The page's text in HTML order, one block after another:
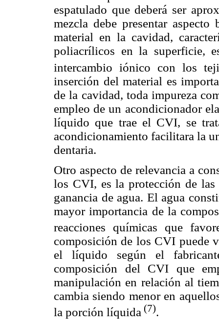
espatulado que deberá ser
mezcla debe presentar
material en la cavidad,
poliacrílicos en la superficie,
intercambio iónico con los
inserción del material es
de la cavidad, toda impureza
empleo de un acondicionador
líquido que trae el CVI, se
acondicionamiento facilitara la
dentaria.
Otro aspecto de relevancia a
los CVI, es la protección de las
ganancia de agua. El agua
mayor importancia de la
reacciones químicas que
composición de los CVI puede
el líquido según el
composición del CVI que
manipulación en relación al
cambia siendo menor en
la porción líquida (7).